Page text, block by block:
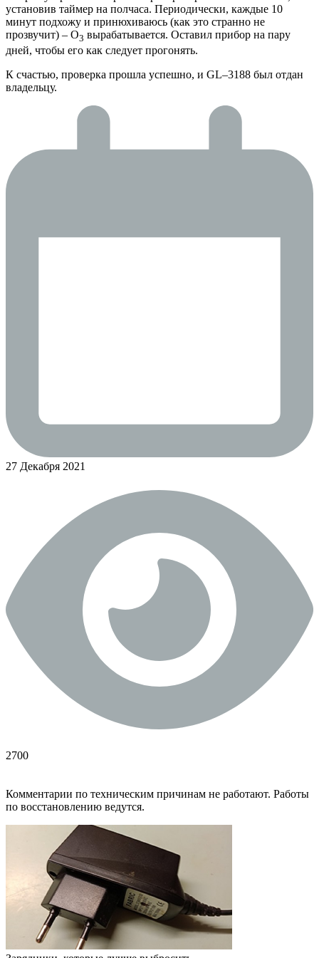
установив таймер на полчаса. Периодически, каждые 10
минут подхожу и принюхиваюсь (как это странно не
прозвучит) – O3 вырабатывается. Оставил прибор на пару
дней, чтобы его как следует прогонять.
К счастью, проверка прошла успешно, и GL–3188 был отдан
владельцу.
27 Декабря 2021
2700
Комментарии по техническим причинам не работают. Работы
по восстановлению ведутся.